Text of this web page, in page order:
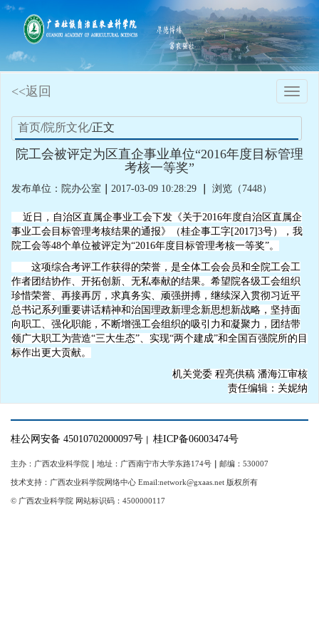
Toggle
<<返回
首页/院所文化/正文
院工会被评定为区直企事业单位“2016年度目标管理
考核一等奖”
发布单位：院办公室 2017-03-09 10:28:29 浏览（7448）
近日，自治区直属企事业工会下发《关于2016年度自治区直属企
事业工会目标管理考核结果的通报》（桂企事工字[2017]3号），我
院工会等48个单位被评定为“2016年度目标管理考核一等奖”。
这项综合考评工作获得的荣誉，是全体工会会员和全院工会工
作者团结协作、开拓创新、无私奉献的结果。希望院各级工会组织
珍惜荣誉、再接再厉，求真务实、顽强拼搏，继续深入贯彻习近平
总书记系列重要讲话精神和治国理政新理念新思想新战略，坚持面
向职工、强化职能，不断增强工会组织的吸引力和凝聚力，团结带
领广大职工为营造“三大生态”、实现“两个建成”和全国百强院所的目
标作出更大贡献。
机关党委 程亮供稿 潘海江审核
责任编辑：关妮纳
桂公网安备 45010702000097号 ｜ 桂ICP备06003474号
主办：广西农业科学院 ｜ 地址：广西南宁市大学东路174号 ｜ 邮编：530007
技术支持：广西农业科学院网络中心 Email:network@gxaas.net 版权所有
© 广西农业科学院 网站标识码：4500000117